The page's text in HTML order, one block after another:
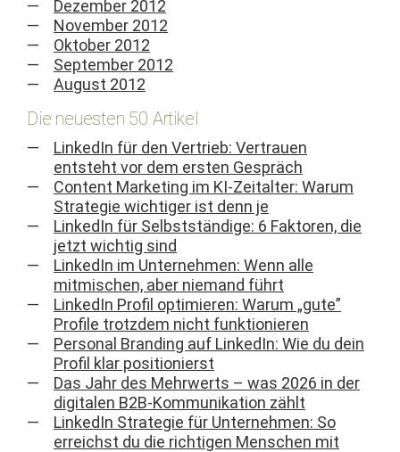
Dezember 2012
November 2012
Oktober 2012
September 2012
August 2012
Die neuesten 50 Artikel
LinkedIn für den Vertrieb: Vertrauen
entsteht vor dem ersten Gespräch
Content Marketing im KI-Zeitalter: Warum
Strategie wichtiger ist denn je
LinkedIn für Selbstständige: 6 Faktoren, die
jetzt wichtig sind
LinkedIn im Unternehmen: Wenn alle
mitmischen, aber niemand führt
LinkedIn Profil optimieren: Warum „gute”
Profile trotzdem nicht funktionieren
Personal Branding auf LinkedIn: Wie du dein
Profil klar positionierst
Das Jahr des Mehrwerts – was 2026 in der
digitalen B2B-Kommunikation zählt
LinkedIn Strategie für Unternehmen: So
erreichst du die richtigen Menschen mit